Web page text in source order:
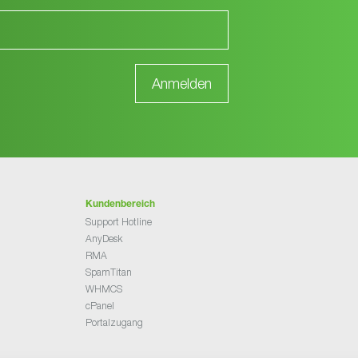
Kundenbereich
Support Hotline
AnyDesk
RMA
SpamTitan
WHMCS
cPanel
Portalzugang